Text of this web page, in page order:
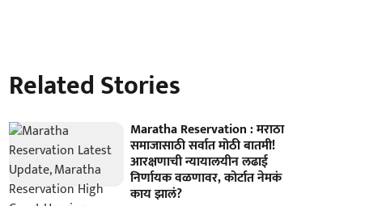
Related Stories
Maratha Reservation : मराठा
समाजासाठी सर्वात मोठी बातमी!
आरक्षणाची न्यायालयीन लढाई
निर्णायक वळणावर, कोर्टात नेमकं
काय झालं?